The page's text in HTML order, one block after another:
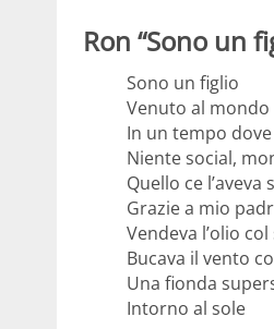
Ron “Sono un
Sono un figlio
Venuto al
In un tempo
Niente social,
Quello ce
Grazie a mio
Vendeva l’olio
Bucava il vento
Una fionda
Intorno al sole